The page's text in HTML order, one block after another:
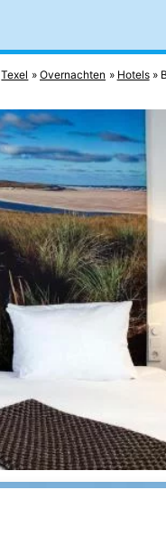
Texel Overnachten Hotels